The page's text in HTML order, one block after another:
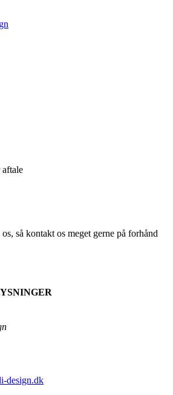
så kontakt os meget gerne på forhånd
design.dk